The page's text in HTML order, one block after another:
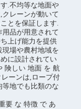
.不均等な地面や
レーンが動いて
とを保証します.
品が用意されて
上げ能力を提供
現場や農村地域を
に設計されてい
険しい 地面 を 航
ーンは,ロープ付
等地でも比類のな
要 な 特徴 で あ